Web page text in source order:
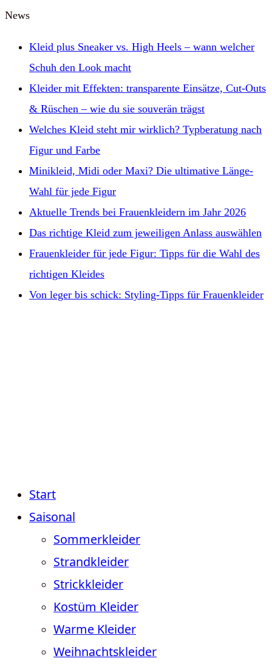
News
Kleid plus Sneaker vs. High Heels – wann welcher
Schuh den Look macht
Kleider mit Effekten: transparente Einsätze, Cut‑Outs
& Rüschen – wie du sie souverän trägst
Welches Kleid steht mir wirklich? Typberatung nach
Figur und Farbe
Minikleid, Midi oder Maxi? Die ultimative Länge-
Wahl für jede Figur
Aktuelle Trends bei Frauenkleidern im Jahr 2026
Das richtige Kleid zum jeweiligen Anlass auswählen
Frauenkleider für jede Figur: Tipps für die Wahl des
richtigen Kleides
Von leger bis schick: Styling-Tipps für Frauenkleider
Start
Saisonal
Sommerkleider
Strandkleider
Strickkleider
Kostüm Kleider
Warme Kleider
Weihnachtskleider